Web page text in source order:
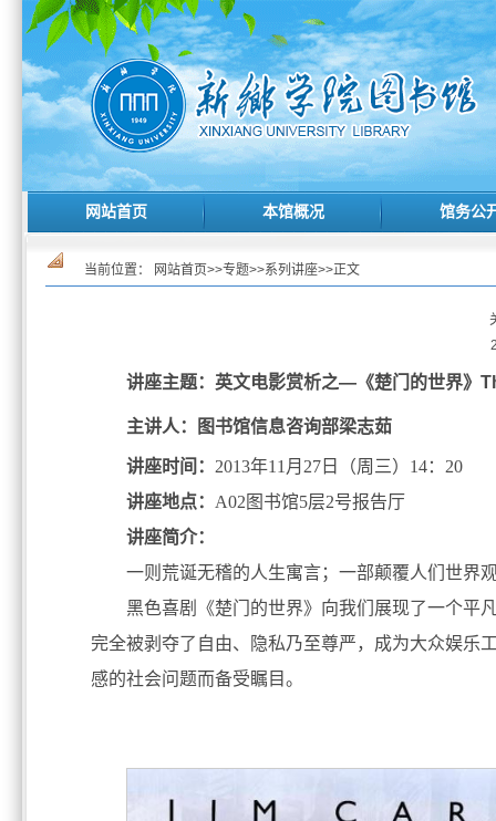
网站首页 本馆概况 馆务公
当前位置： 网站首页>>专题>>系列讲座>>正文
讲座主题：英文电影赏析之—《楚门的世界》
主讲人：图书馆信息咨询部梁志茹
讲座时间： 2013年11月27日（周三）14：20
讲座地点： A02图书馆5层2号报告厅
讲座简介：
一则荒诞无稽的人生寓言；一部颠覆人们世界
黑色喜剧《楚门的世界》向我们展现了一个平
完全被剥夺了自由、隐私乃至尊严，成为大众娱乐
感的社会问题而备受瞩目。